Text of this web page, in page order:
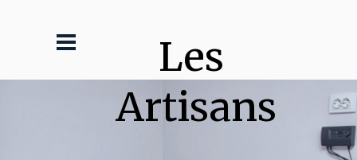
Les
Artisans